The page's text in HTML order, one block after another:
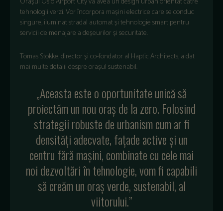
tehnologii verzi. Vor încorpora mașini electrice care se conduc
singure, iluminat stradal automat și tehnologie smart pentru
servicii de menajare a deșeurilor și securitate.
Tomas Stokke, director și co-fondator al Haptic Architects, a dat
mai multe detalii despre orașul sustenabil.
„Aceasta este o oportunitate unică să
proiectăm un nou oraș de la zero. Folosind
strategii robuste de urbanism cum ar fi
densități adecvate, fațade active și un
centru fără mașini, combinate cu cele mai
noi dezvoltări în tehnologie, vom fi capabili
să creăm un oraș verde, sustenabil, al
viitorului.”